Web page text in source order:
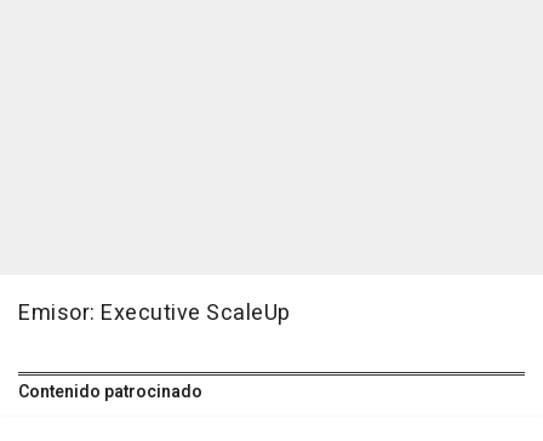
Emisor: Executive ScaleUp
Contenido patrocinado